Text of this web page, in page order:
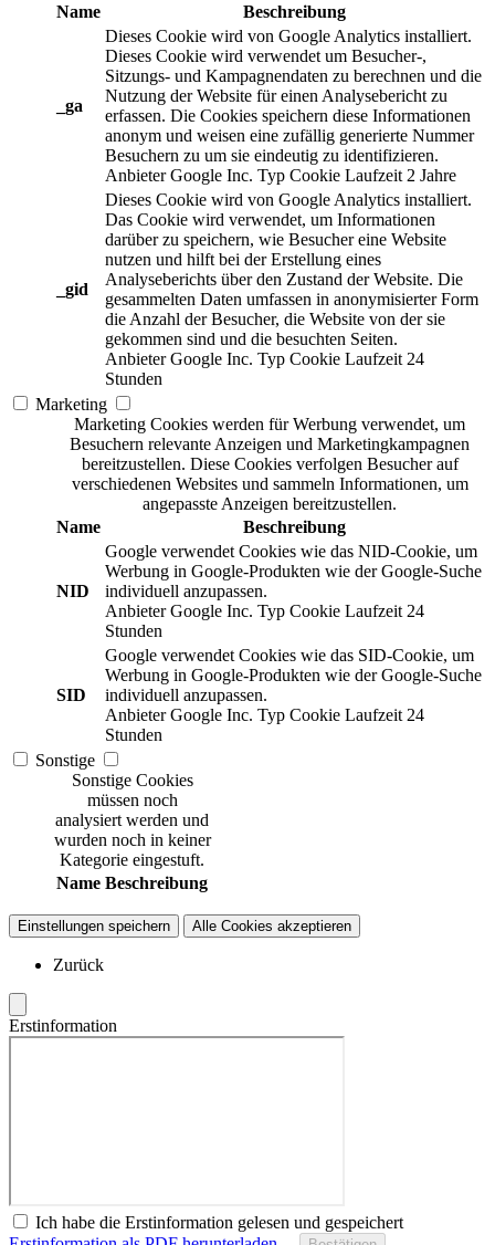
Name
Beschreibung
_ga
Dieses Cookie wird von Google Analytics installiert.
Dieses Cookie wird verwendet um Besucher-,
Sitzungs- und Kampagnendaten zu berechnen und die
Nutzung der Website für einen Analysebericht zu
erfassen. Die Cookies speichern diese Informationen
anonym und weisen eine zufällig generierte Nummer
Besuchern zu um sie eindeutig zu identifizieren.
Anbieter Google Inc. Typ Cookie Laufzeit 2 Jahre
_gid
Dieses Cookie wird von Google Analytics installiert.
Das Cookie wird verwendet, um Informationen
darüber zu speichern, wie Besucher eine Website
nutzen und hilft bei der Erstellung eines
Analyseberichts über den Zustand der Website. Die
gesammelten Daten umfassen in anonymisierter Form
die Anzahl der Besucher, die Website von der sie
gekommen sind und die besuchten Seiten.
Anbieter Google Inc. Typ Cookie Laufzeit 24
Stunden
Marketing
Marketing Cookies werden für Werbung verwendet, um
Besuchern relevante Anzeigen und Marketingkampagnen
bereitzustellen. Diese Cookies verfolgen Besucher auf
verschiedenen Websites und sammeln Informationen, um
angepasste Anzeigen bereitzustellen.
Name
Beschreibung
NID
Google verwendet Cookies wie das NID-Cookie, um
Werbung in Google-Produkten wie der Google-Suche
individuell anzupassen.
Anbieter Google Inc. Typ Cookie Laufzeit 24
Stunden
SID
Google verwendet Cookies wie das SID-Cookie, um
Werbung in Google-Produkten wie der Google-Suche
individuell anzupassen.
Anbieter Google Inc. Typ Cookie Laufzeit 24
Stunden
Sonstige
Sonstige Cookies
müssen noch
analysiert werden und
wurden noch in keiner
Kategorie eingestuft.
Name Beschreibung
Einstellungen speichern Alle Cookies akzeptieren
Zurück
Erstinformation
Ich habe die Erstinformation gelesen und gespeichert